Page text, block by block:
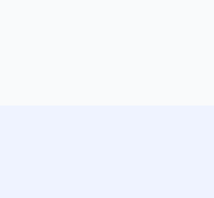
lässt sich oft
während
sogar Jahre dauern
abzielt, trägt sie
den Parteien zu